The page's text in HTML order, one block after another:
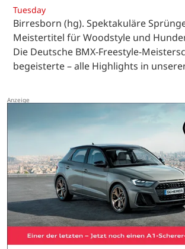
Tuesday
Birresborn (hg). Spektakuläre
Meistertitel für Woodstyle und
Die Deutsche BMX-Freestyle-
begeisterte – alle Highlights in